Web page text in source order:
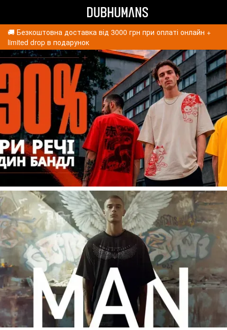
🚚 Безкоштовна доставка від 3000 грн при оплаті онлайн +
limited drop в подарунок